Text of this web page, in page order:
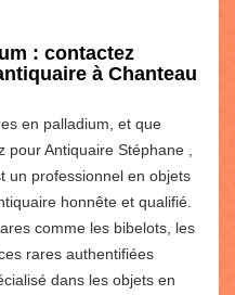
: contactez
à Chanteau
en palladium, et que
Antiquaire Stéphane ,
un professionnel en objets
honnête et qualifié.
comme les bibelots, les
rares authentifiées
dans les objets en